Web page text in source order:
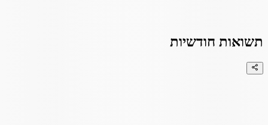
תשואות חודשיות